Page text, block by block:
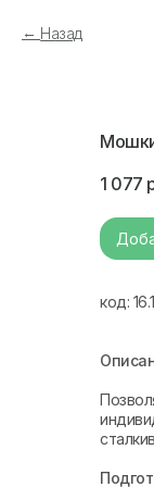
Назад
1 077
код: